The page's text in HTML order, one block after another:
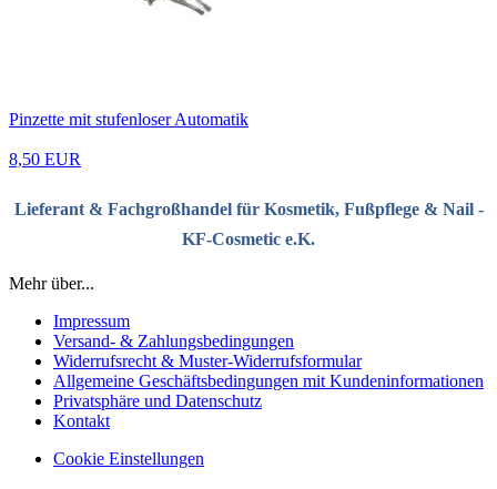
Pinzette mit stufenloser Automatik
8,50 EUR
Lieferant & Fachgroßhandel für Kosmetik, Fußpflege & Nail -
KF-Cosmetic e.K.
Mehr über...
Impressum
Versand- & Zahlungsbedingungen
Widerrufsrecht & Muster-Widerrufsformular
Allgemeine Geschäftsbedingungen mit Kundeninformationen
Privatsphäre und Datenschutz
Kontakt
Cookie Einstellungen